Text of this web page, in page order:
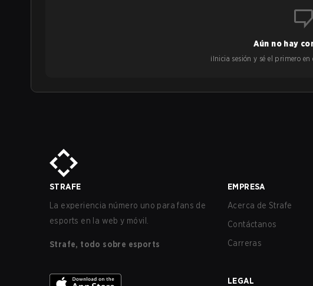
Aún no hay
¡Inicia sesión y sé el primero
STRAFE
La experiencia número uno para fans de
esports en la web y móvil.
Strafe, todo sobre esports
EMPRESA
Acerca de Strafe
Contáctanos
Carreras
LEGAL